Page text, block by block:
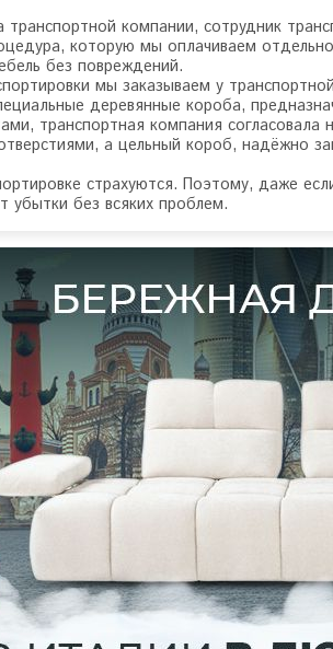
транспортной компании, сотрудник
которую мы оплачиваем
без повреждений.
мы заказываем у
деревянные короба,
транспортная компания
а цельный короб, надёжно
страхуются. Поэтому, даже
убытки без всяких проблем.